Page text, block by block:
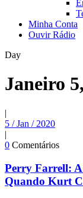
Minha Conta
Ouvir Rádio
Day
Janeiro
|
5 / Jan / 2020
|
0 Comentários
Perry Farrell:
Quando Kurt